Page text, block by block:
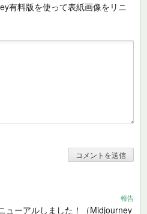
有料版を使って表紙画像をリニ
報告
ューアルしました！（Midjourney